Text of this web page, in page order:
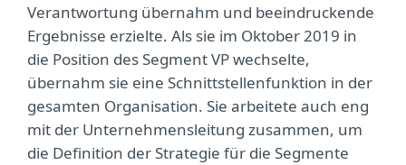
Verantwortung übernahm und beeindruckende
Ergebnisse erzielte. Als sie im Oktober 2019 in
die Position des Segment VP wechselte,
übernahm sie eine Schnittstellenfunktion in der
gesamten Organisation. Sie arbeitete auch eng
mit der Unternehmensleitung zusammen, um
die Definition der Strategie für die Segmente